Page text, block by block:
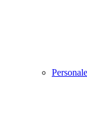
Personale